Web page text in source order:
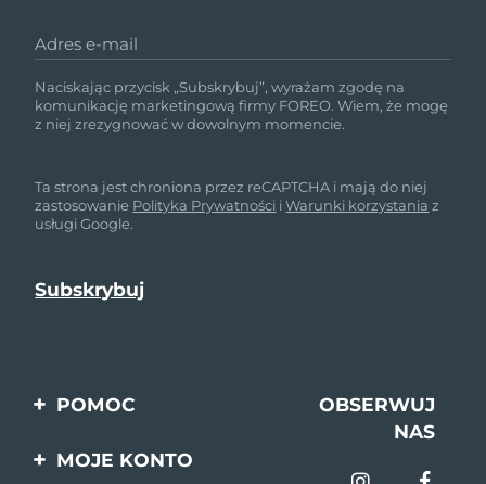
Adres e-mail
Naciskając przycisk „Subskrybuj”, wyrażam zgodę na
komunikację marketingową firmy FOREO. Wiem, że mogę
z niej zrezygnować w dowolnym momencie.
Ta strona jest chroniona przez reCAPTCHA i mają do niej
zastosowanie Polityka Prywatności iWarunki korzystania z
usługi Google.
POMOC
Kontakt
OBSERWUJ
NAS
MOJE KONTO